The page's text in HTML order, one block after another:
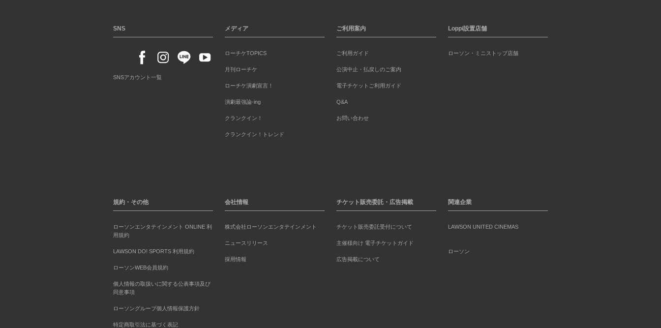
SNS
SNSアカウント一覧
メディア
ローチケTOPICS
月刊ローチケ
ローチケ演劇宣言！
演劇最強論-ing
クランクイン！
クランクイン！トレンド
ご利用案内
ご利用ガイド
公演中止・払戻しのご案内
電子チケットご利用ガイド
Q&A
お問い合わせ
Loppi設置店舗
ローソン・ミニストップ店舗
規約・その他
ローソンエンタテインメント ONLINE 利
用規約
LAWSON DO! SPORTS 利用規約
ローソンWEB会員規約
個人情報の取扱いに関する公表事項及び
同意事項
ローソングループ個人情報保護方針
特定商取引法に基づく表記
会社情報
株式会社ローソンエンタテインメント
ニュースリリース
採用情報
チケット販売委託・広告掲載
チケット販売委託受付について
主催様向け 電子チケットガイド
広告掲載について
関連企業
LAWSON UNITED CINEMAS
ローソン